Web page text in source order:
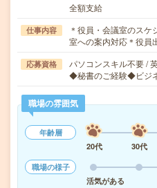
全額支給
仕事内容
＊役員・会議室のスケ
室への案内対応＊役
応募資格
パソコンスキル不要 /
◆秘書のご経験◆ビジ
職場の雰囲気
年齢層
20代
30代
職場の様子
活気がある